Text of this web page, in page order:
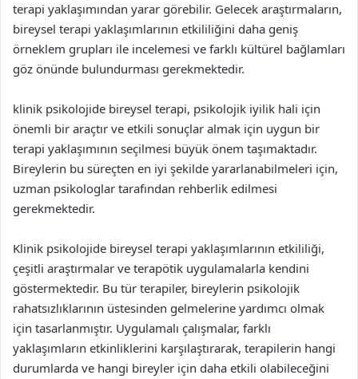
terapi yaklaşımından yarar görebilir. Gelecek araştırmaların,
bireysel terapi yaklaşımlarının etkililiğini daha geniş
örneklem grupları ile incelemesi ve farklı kültürel bağlamları
göz önünde bulundurması gerekmektedir.
klinik psikolojide bireysel terapi, psikolojik iyilik hali için
önemli bir araçtır ve etkili sonuçlar almak için uygun bir
terapi yaklaşımının seçilmesi büyük önem taşımaktadır.
Bireylerin bu süreçten en iyi şekilde yararlanabilmeleri için,
uzman psikologlar tarafından rehberlik edilmesi
gerekmektedir.
Klinik psikolojide bireysel terapi yaklaşımlarının etkililiği,
çeşitli araştırmalar ve terapötik uygulamalarla kendini
göstermektedir. Bu tür terapiler, bireylerin psikolojik
rahatsızlıklarının üstesinden gelmelerine yardımcı olmak
için tasarlanmıştır. Uygulamalı çalışmalar, farklı
yaklaşımların etkinliklerini karşılaştırarak, terapilerin hangi
durumlarda ve hangi bireyler için daha etkili olabileceğini